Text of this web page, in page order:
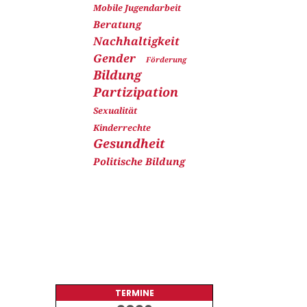
Mobile Jugendarbeit
Beratung
Nachhaltigkeit
Gender
Förderung
Bildung
Partizipation
Sexualität
Kinderrechte
Gesundheit
Politische Bildung
TERMINE